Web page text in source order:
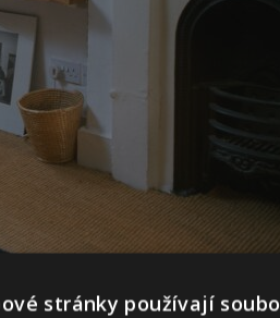
stránky používají